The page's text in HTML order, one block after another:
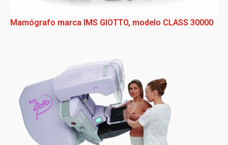
Mamógrafo marca IMS GIOTTO, modelo CLASS 30000